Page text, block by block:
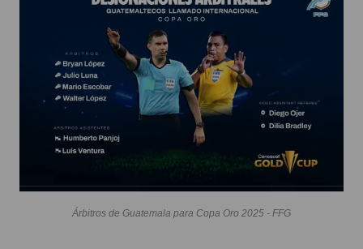
Árbitros de Guatemala para Copa Oro 2025 - FFG